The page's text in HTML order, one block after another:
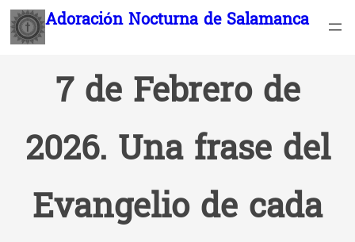
Saltar Adoración Nocturna de Salamanca
7 de Febrero de
2026. Una frase del
Evangelio de cada